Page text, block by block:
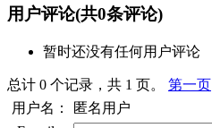
用户评论(共0条评论)
暂时还没有任何用户评论
总计 0 个记录，共 1 页。 第一页
用户名：
匿名用户